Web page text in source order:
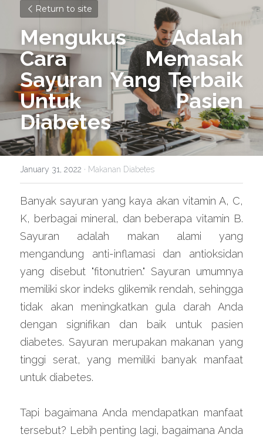
Return to site
Mengukus Adalah
Cara Memasak
Sayuran Yang Terbaik
Untuk Pasien
Diabetes
January 31, 2022 · Makanan Diabetes
Banyak sayuran yang kaya akan vitamin A, C,
K, berbagai mineral, dan beberapa vitamin B.
Sayuran adalah makan alami yang
mengandung anti-inflamasi dan antioksidan
yang disebut "fitonutrien." Sayuran umumnya
memiliki skor indeks glikemik rendah, sehingga
tidak akan meningkatkan gula darah Anda
dengan signifikan dan baik untuk pasien
diabetes. Sayuran merupakan makanan yang
tinggi serat, yang memiliki banyak manfaat
untuk diabetes.
Tapi bagaimana Anda mendapatkan manfaat
tersebut? Lebih penting lagi, bagaimana Anda